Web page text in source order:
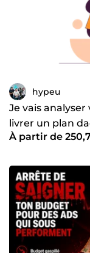
hypeu
Je vais
livrer un plan
résultats
À partir de